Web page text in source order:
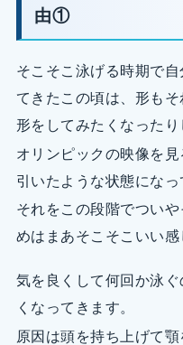
由①
そこそこ泳げる時期で
てきたこの頃は、形も
形をしてみたくなったり
オリンピックの映像を
引いたような状態になっ
それをこの段階でつい
めはまあそこそこいい感
気を良くして何回か泳
くなってきます。
原因は頭を持ち上げて